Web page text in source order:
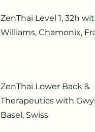
ZenThai Level 1, 32h
Williams, Chamonix,
ZenThai Lower Back &
Therapeutics with
Basel, Swiss